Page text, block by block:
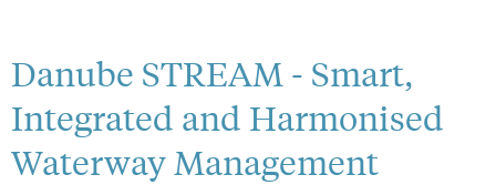
Danube STREAM - Smart,
Integrated and Harmonised
Waterway Management